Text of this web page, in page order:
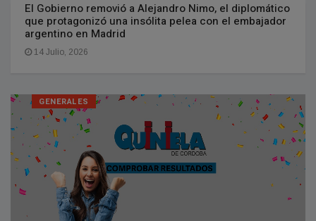
El Gobierno removió a Alejandro Nimo, el diplomático
que protagonizó una insólita pelea con el embajador
argentino en Madrid
14 Julio, 2026
GENERALES